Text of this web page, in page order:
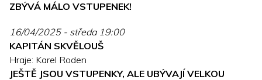
ZBÝVÁ MÁLO VSTUPENEK!
16/04/2025 - středa 19:00
KAPITÁN SKVĚLOUŠ
Hraje: Karel Roden
JEŠTĚ JSOU VSTUPENKY, ALE UBÝVAJÍ VELKOU